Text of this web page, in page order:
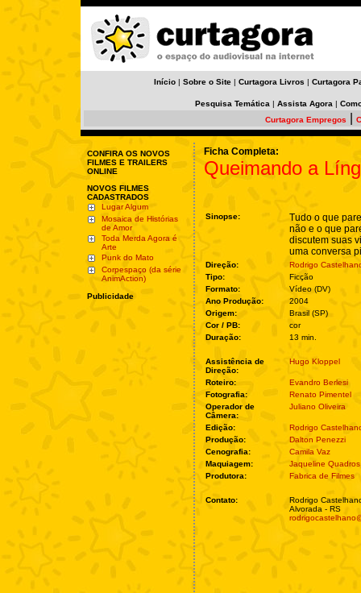
Início | Sobre o Site | Curtagora Livros | Curtagora
Pesquisa Temática | Assista Agora |
Curtagora Empregos
CONFIRA OS NOVOS
FILMES E TRAILERS
ONLINE
NOVOS FILMES
CADASTRADOS
Lugar Algum
Mosaica de Histórias
de Amor
Toda Merda Agora é
Arte
Punk do Mato
Corpespaço (da série
AnimAction)
Publicidade
Ficha Completa:
Queimando a
Sinopse:
Tudo o que
não e o que
discutem suas
uma conversa
Direção:
Rodrigo
Tipo:
Ficção
Formato:
Vídeo (DV)
Ano Produção:
2004
Origem:
Brasil (SP)
Cor / PB:
cor
Duração:
13 min.
Assistência de
Direção:
Hugo Kloppel
Roteiro:
Evandro Berlesi
Fotografia:
Renato Pimentel
Operador de
Câmera:
Juliano Oliveira
Edição:
Rodrigo
Produção:
Dalton Penezzi
Cenografia:
Camila Vaz
Maquiagem:
Jaqueline Quadros
Produtora:
Fabrica de Filmes
Contato:
Rodrigo
Alvorada - RS